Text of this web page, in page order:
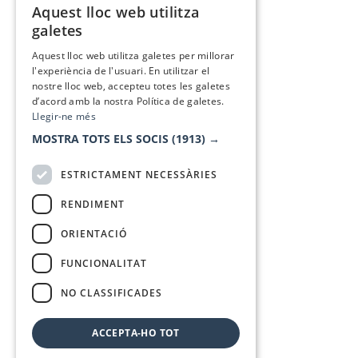
Aquest lloc web utilitza
galetes
Aquest lloc web utilitza galetes per millorar
l'experiència de l'usuari. En utilitzar el
nostre lloc web, accepteu totes les galetes
d’acord amb la nostra Política de galetes.
Llegir-ne més
MOSTRA TOTS ELS SOCIS (1913) →
ESTRICTAMENT NECESSÀRIES
RENDIMENT
ORIENTACIÓ
FUNCIONALITAT
NO CLASSIFICADES
ACCEPTA-HO TOT